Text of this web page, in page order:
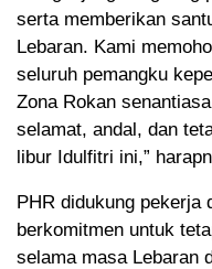
serta memberikan
Lebaran. Kami
seluruh pemangku
Zona Rokan
selamat, andal, dan
libur Idulfitri ini,”
PHR didukung pekerja
berkomitmen untuk
selama masa Lebaran